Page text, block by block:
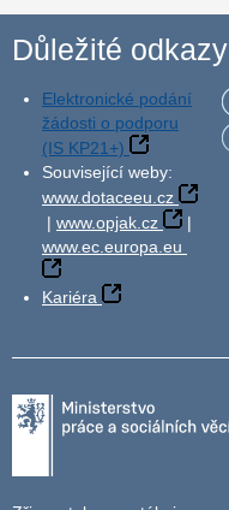
Důležité odkazy
Elektronické podání
žádosti o podporu
(IS KP21+)
Související weby:
www.dotaceeu.cz
| www.opjak.cz
|
www.ec.europa.eu
Kariéra